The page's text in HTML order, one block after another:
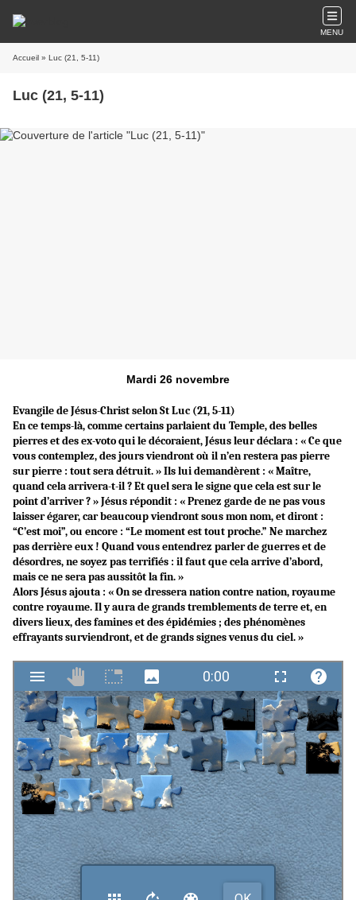
MENU
Accueil » Luc (21, 5-11)
Luc (21, 5-11)
Mardi 26 novembre
Evangile de Jésus-Christ selon St Luc (21, 5-11)
En ce temps-là, comme certains parlaient du Temple, des belles
pierres et des ex-voto qui le décoraient, Jésus leur déclara : « Ce que
vous contemplez, des jours viendront où il n’en restera pas pierre
sur pierre : tout sera détruit. » Ils lui demandèrent : « Maître,
quand cela arrivera-t-il ? Et quel sera le signe que cela est sur le
point d’arriver ? » Jésus répondit : « Prenez garde de ne pas vous
laisser égarer, car beaucoup viendront sous mon nom, et diront :
“C’est moi”, ou encore : “Le moment est tout proche.” Ne marchez
pas derrière eux ! Quand vous entendrez parler de guerres et de
désordres, ne soyez pas terrifiés : il faut que cela arrive d’abord,
mais ce ne sera pas aussitôt la fin. »
Alors Jésus ajouta : « On se dressera nation contre nation, royaume
contre royaume. Il y aura de grands tremblements de terre et, en
divers lieux, des famines et des épidémies ; des phénomènes
effrayants surviendront, et de grands signes venus du ciel. »